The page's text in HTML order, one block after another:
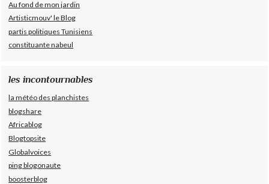
Au fond de mon jardin
Artisticmouv' le Blog
partis politiques Tunisiens
constituante nabeul
les incontournables
la météo des planchistes
blogshare
Africablog
Blogtopsite
Globalvoices
ping blogonaute
boosterblog